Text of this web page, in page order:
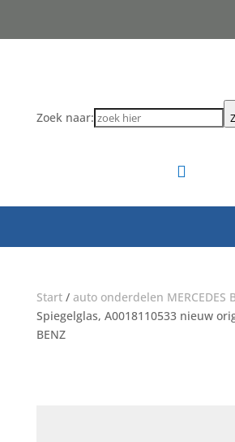
Zoek naar:

Start/ auto onderdelen MERCEDES
Spiegelglas, A0018110533 nieuw
BENZ